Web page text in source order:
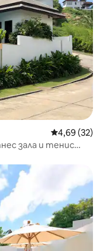
Средна
4,69 (32)
зала и тенис